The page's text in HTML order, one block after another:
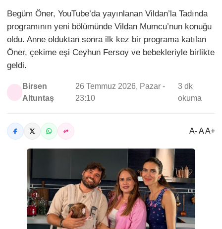
Begüm Öner, YouTube’da yayınlanan Vildan’la Tadında
programının yeni bölümünde Vildan Mumcu’nun konuğu
oldu. Anne olduktan sonra ilk kez bir programa katılan
Öner, çekime eşi Ceyhun Fersoy ve bebekleriyle birlikte
geldi.
Birsen
Altuntaş
26 Temmuz 2026, Pazar -
23:10
3 dk
okuma
A- A A+